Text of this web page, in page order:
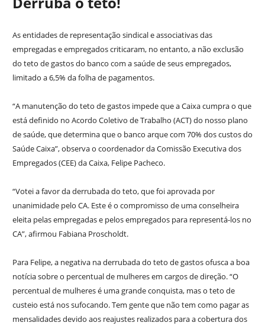
As entidades de representação sindical e associativas das
empregadas e empregados criticaram, no entanto, a não exclusão
do teto de gastos do banco com a saúde de seus empregados,
limitado a 6,5% da folha de pagamentos.
“A manutenção do teto de gastos impede que a Caixa cumpra o que
está definido no Acordo Coletivo de Trabalho (ACT) do nosso plano
de saúde, que determina que o banco arque com 70% dos custos do
Saúde Caixa”, observa o coordenador da Comissão Executiva dos
Empregados (CEE) da Caixa, Felipe Pacheco.
“Votei a favor da derrubada do teto, que foi aprovada por
unanimidade pelo CA. Este é o compromisso de uma conselheira
eleita pelas empregadas e pelos empregados para representá-los no
CA”, afirmou Fabiana Proscholdt.
Para Felipe, a negativa na derrubada do teto de gastos ofusca a boa
notícia sobre o percentual de mulheres em cargos de direção. “O
percentual de mulheres é uma grande conquista, mas o teto de
custeio está nos sufocando. Tem gente que não tem como pagar as
mensalidades devido aos reajustes realizados para a cobertura dos